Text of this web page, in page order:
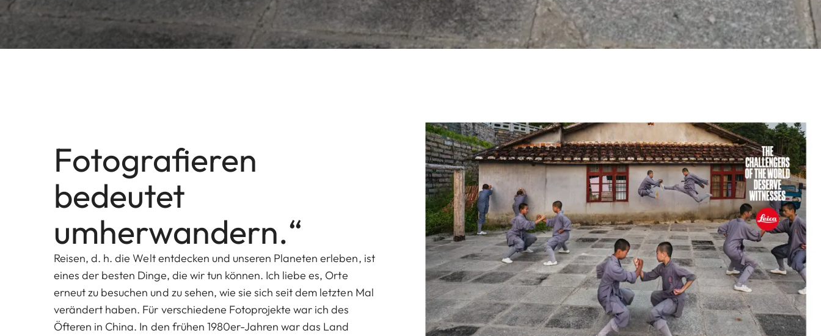
Fotografieren
bedeutet
umherwandern.“
Reisen, d. h. die Welt entdecken und unseren Planeten erleben, ist
eines der besten Dinge, die wir tun können. Ich liebe es, Orte
erneut zu besuchen und zu sehen, wie sie sich seit dem letzten Mal
verändert haben. Für verschiedene Fotoprojekte war ich des
Öfteren in China. In den frühen 1980er-Jahren war das Land